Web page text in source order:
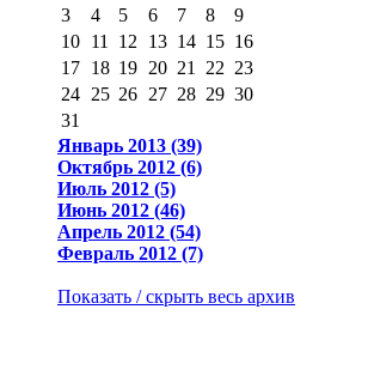
3
4 5 6 7 8
9
10 11 12 13 14 15 16
17 18 19 20 21 22 23
24 25 26 27 28 29 30
31
Январь 2013 (39)
Октябрь 2012 (6)
Июль 2012 (5)
Июнь 2012 (46)
Апрель 2012 (54)
Февраль 2012 (7)
Показать / скрыть весь архив